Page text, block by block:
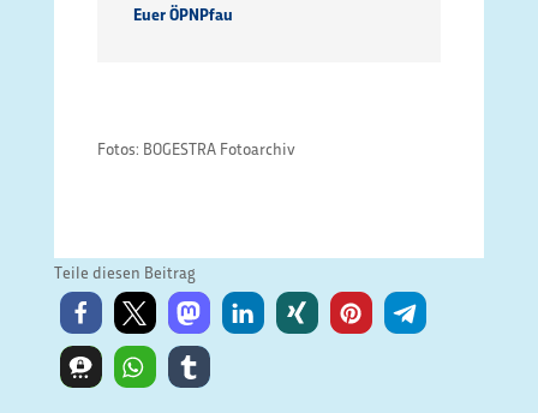
Euer ÖPNPfau
Fotos: BOGESTRA Fotoarchiv
Teile diesen Beitrag